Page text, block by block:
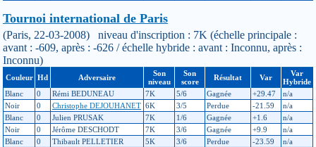
Tournoi international de Paris
(Paris, 22-03-2008) niveau d'inscription : 7K (échelle principale :
avant : -609, après : -626 / échelle hybride : avant : Inconnu, après :
Inconnu)
Couleur Hd Adversaire
Son
niveau
Son
score
Résultat Var
Var
Hybride
Blanc
0 Rémi BEDUNEAU 7K 5/6 Gagnée +29.47
n/a
Noir
0 Christophe DEJOUHANET 6K 3/5 Perdue -21.59
n/a
Blanc
0 Julien PRUSAK 7K 1/6 Gagnée +1.6
n/a
Noir
0 Jérôme DESCHODT 7K 3/6 Gagnée +9.9
n/a
Blanc
0 Thibault PELLETIER 5K 3/6 Perdue -23.59
n/a